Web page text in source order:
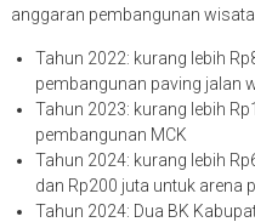
anggaran pembangunan
Tahun 2022: kurang lebih
pembangunan paving jalan
Tahun 2023: kurang lebih
pembangunan MCK
Tahun 2024: kurang lebih
dan Rp200 juta untuk arena
Tahun 2024: Dua BK